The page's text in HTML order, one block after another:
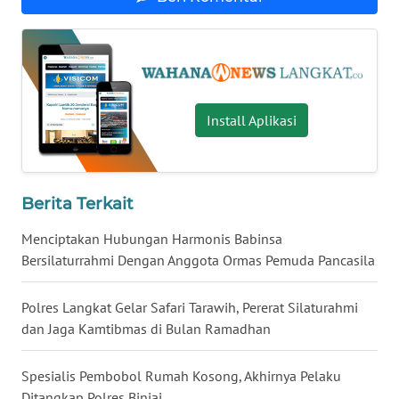
Install Aplikasi
Berita Terkait
Menciptakan Hubungan Harmonis Babinsa
Bersilaturrahmi Dengan Anggota Ormas Pemuda Pancasila
Polres Langkat Gelar Safari Tarawih, Pererat Silaturahmi
dan Jaga Kamtibmas di Bulan Ramadhan
Spesialis Pembobol Rumah Kosong, Akhirnya Pelaku
WN
BABEL
WN
SUMBAR
WN
SUMSEL
WN
BENGKULU
WN
LAMPUNG
WN
JATENG